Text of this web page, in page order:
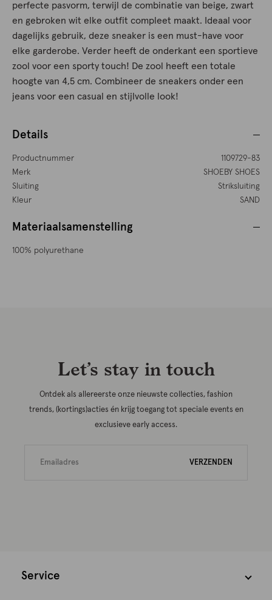
perfecte pasvorm, terwijl de combinatie van beige, zwart
en gebroken wit elke outfit compleet maakt. Ideaal voor
dagelijks gebruik, deze sneaker is een must-have voor
elke garderobe. Verder heeft de onderkant een sportieve
zool voor een sporty touch! De zool heeft een totale
hoogte van 4,5 cm. Combineer de sneakers onder een
jeans voor een casual en stijlvolle look!
Details
Productnummer
1109729-83
Merk
SHOEBY SHOES
Sluiting
Striksluiting
Kleur
SAND
Materiaalsamenstelling
100% polyurethane
Let’s stay in touch
Ontdek als allereerste onze nieuwste collecties, fashion
trends, (kortings)acties én krijg toegang tot speciale events en
exclusieve early access.
VERZENDEN
Service